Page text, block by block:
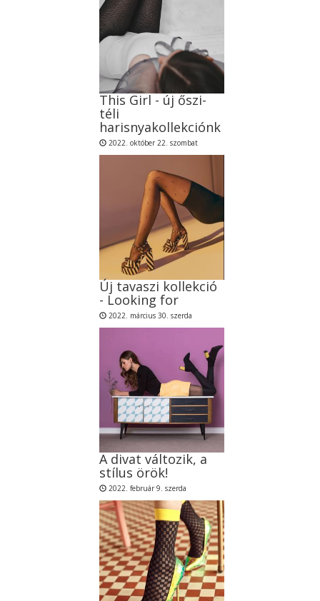
This Girl - új őszi-
téli
harisnyakollekciónk
2022. október 22. szombat
Új tavaszi kollekció
- Looking for
2022. március 30. szerda
A divat változik, a
stílus örök!
2022. február 9. szerda